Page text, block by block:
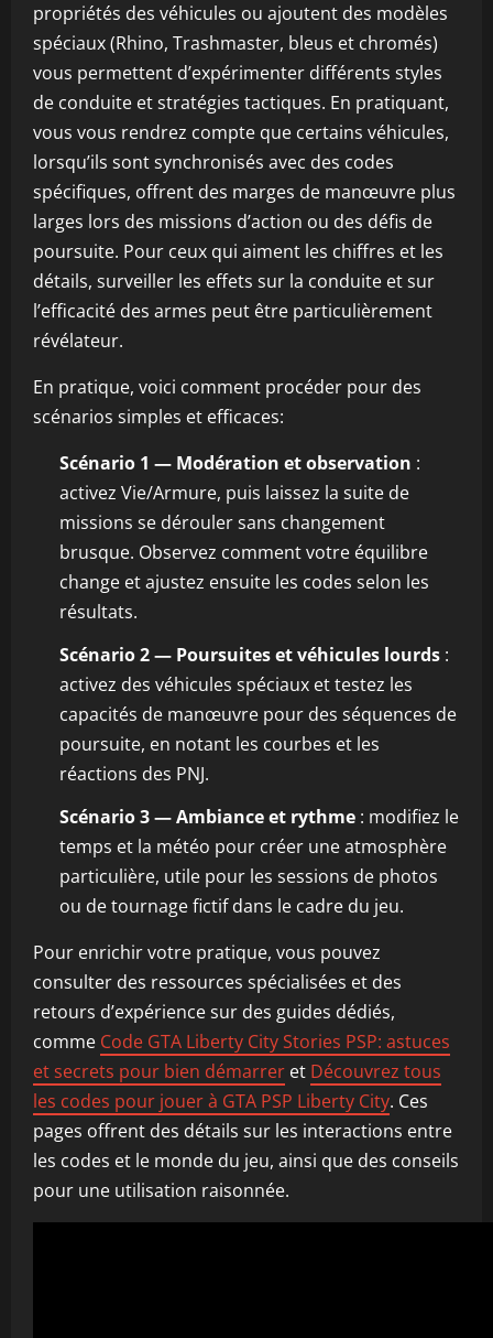
propriétés des véhicules ou ajoutent des modèles
spéciaux (Rhino, Trashmaster, bleus et chromés)
vous permettent d’expérimenter différents styles
de conduite et stratégies tactiques. En pratiquant,
vous vous rendrez compte que certains véhicules,
lorsqu’ils sont synchronisés avec des codes
spécifiques, offrent des marges de manœuvre plus
larges lors des missions d’action ou des défis de
poursuite. Pour ceux qui aiment les chiffres et les
détails, surveiller les effets sur la conduite et sur
l’efficacité des armes peut être particulièrement
révélateur.
En pratique, voici comment procéder pour des
scénarios simples et efficaces:
Scénario 1 — Modération et observation :
activez Vie/Armure, puis laissez la suite de
missions se dérouler sans changement
brusque. Observez comment votre équilibre
change et ajustez ensuite les codes selon les
résultats.
Scénario 2 — Poursuites et véhicules lourds :
activez des véhicules spéciaux et testez les
capacités de manœuvre pour des séquences de
poursuite, en notant les courbes et les
réactions des PNJ.
Scénario 3 — Ambiance et rythme : modifiez le
temps et la météo pour créer une atmosphère
particulière, utile pour les sessions de photos
ou de tournage fictif dans le cadre du jeu.
Pour enrichir votre pratique, vous pouvez
consulter des ressources spécialisées et des
retours d’expérience sur des guides dédiés,
comme Code GTA Liberty City Stories PSP: astuces
et secrets pour bien démarrer et Découvrez tous
les codes pour jouer à GTA PSP Liberty City. Ces
pages offrent des détails sur les interactions entre
les codes et le monde du jeu, ainsi que des conseils
pour une utilisation raisonnée.